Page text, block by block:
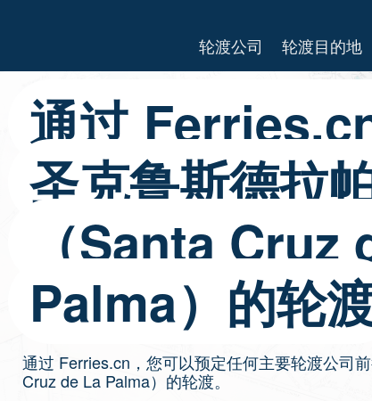
轮渡公司 轮渡目的地
通过
圣克鲁斯德拉
（Santa Cruz
Palma）的轮
通过 Ferries.cn，您可以预定任何主要轮渡公司
Cruz de La Palma）的轮渡。